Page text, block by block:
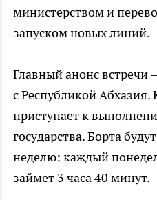
министерством и
запуском новых линий.
Главный анонс встречи
с Республикой
приступает к
государства. Борта
неделю: каждый
займет 3 часа 40 минут.